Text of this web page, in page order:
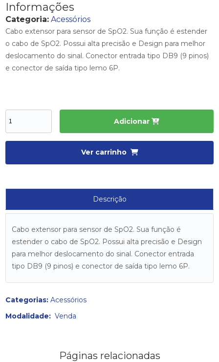
Informações
Categoria: Acessórios
Cabo extensor para sensor de SpO2. Sua função é estender
o cabo de SpO2. Possui alta precisão e Design para melhor
deslocamento do sinal. Conector entrada tipo DB9 (9 pinos)
e conector de saída tipo lemo 6P.
Adicionar
Ver carrinho
Descrição
Cabo extensor para sensor de SpO2. Sua função é
estender o cabo de SpO2. Possui alta precisão e Design
para melhor deslocamento do sinal. Conector entrada
tipo DB9 (9 pinos) e conector de saída tipo lemo 6P.
Categorias: Acessórios
Modalidade:Venda
Páginas relacionadas